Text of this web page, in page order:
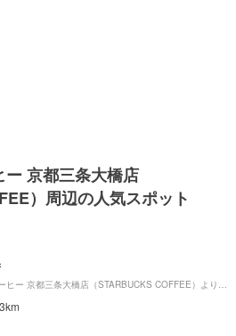
京都三条大橋店
）周辺の人気スポット
スターバックスコーヒー 京都三条大橋店（STARBUCKS COFFEE）より約